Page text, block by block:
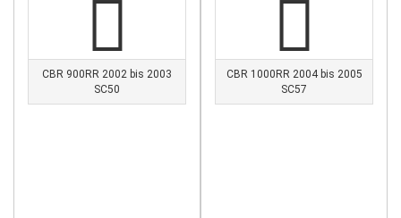
CBR 900RR 2002 bis 2003
SC50
CBR 1000RR 2004 bis 2005
SC57